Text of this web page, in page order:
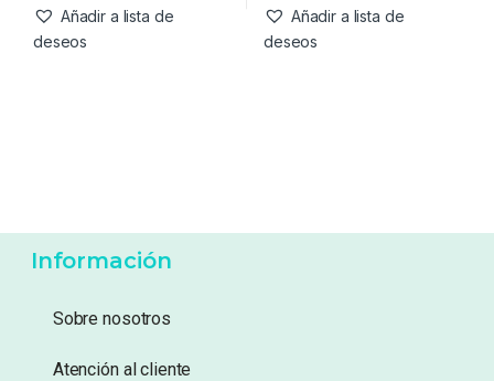
Añadir a lista de
deseos
Añadir a lista de
deseos
Información
Sobre nosotros
Atención al cliente